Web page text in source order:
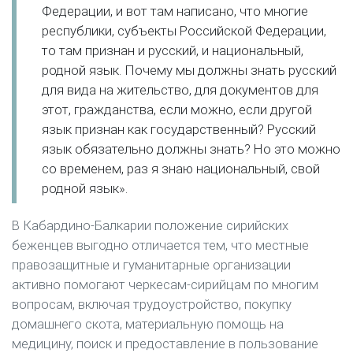
Федерации, и вот там написано, что многие
республики, субъекты Российской Федерации,
то там признан и русский, и национальный,
родной язык. Почему мы должны знать русский
для вида на жительство, для документов для
этот, гражданства, если можно, если другой
язык признан как государственный? Русский
язык обязательно должны знать? Но это можно
со временем, раз я знаю национальный, свой
родной язык».
В Кабардино-Балкарии положение сирийских
беженцев выгодно отличается тем, что местные
правозащитные и гуманитарные организации
активно помогают черкесам-сирийцам по многим
вопросам, включая трудоустройство, покупку
домашнего скота, материальную помощь на
медицину, поиск и предоставление в пользование